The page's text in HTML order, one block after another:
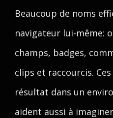
Beaucoup de noms
navigateur lui-même:
champs, badges,
clips et raccourcis.
résultat dans un
aident aussi à